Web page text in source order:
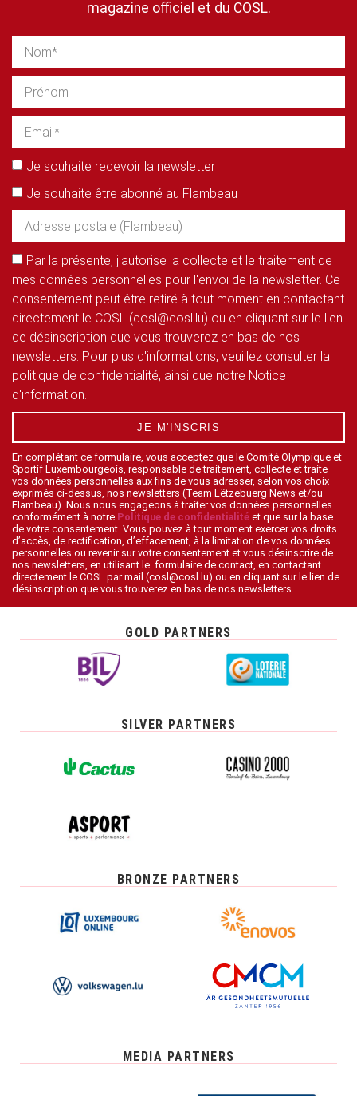
magazine officiel et du COSL.
Je souhaite recevoir la newsletter
Je souhaite être abonné au Flambeau
Par la présente, j'autorise la collecte et le traitement de
mes données personnelles pour l'envoi de la newsletter. Ce
consentement peut être retiré à tout moment en contactant
directement le COSL (cosl@cosl.lu) ou en cliquant sur le lien
de désinscription que vous trouverez en bas de nos
newsletters. Pour plus d'informations, veuillez consulter la
politique de confidentialité, ainsi que notre Notice
d'information.
JE M'INSCRIS
En complétant ce formulaire, vous acceptez que le Comité Olympique et
Sportif Luxembourgeois, responsable de traitement, collecte et traite
vos données personnelles aux fins de vous adresser, selon vos choix
exprimés ci-dessus, nos newsletters (Team Lëtzebuerg News et/ou
Flambeau). Nous nous engageons à traiter vos données personnelles
conformément à notre Politique de confidentialité et que sur la base
de votre consentement. Vous pouvez à tout moment exercer vos droits
d’accès, de rectification, d’effacement, à la limitation de vos données
personnelles ou revenir sur votre consentement et vous désinscrire de
nos newsletters, en utilisant le formulaire de contact, en contactant
directement le COSL par mail (cosl@cosl.lu) ou en cliquant sur le lien de
désinscription que vous trouverez en bas de nos newsletters.
GOLD PARTNERS
SILVER PARTNERS
BRONZE PARTNERS
MEDIA PARTNERS